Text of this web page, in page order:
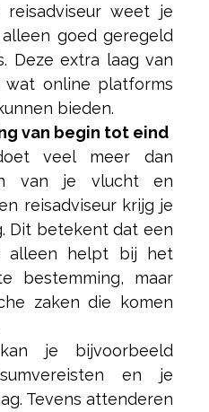
reisadviseur weet je
goed geregeld
Deze extra laag van
wat online platforms
bieden.
van begin tot eind
veel meer dan
van je vlucht en
reisadviseur krijg je
Dit betekent dat een
alleen helpt bij het
bestemming, maar
zaken die komen
je bijvoorbeeld
en je
Tevens attenderen